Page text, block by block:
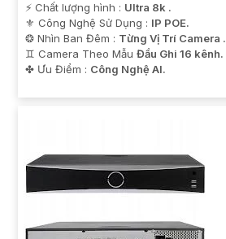
️⚡ Chất lượng hình : Ultra 8k .
⚜️ Công Nghệ Sử Dụng : IP POE.
❂ Nhìn Ban Đêm : Từng Vị Trí Camera .
♊ Camera Theo Mẫu Đầu Ghi 16 kênh.
️✤ Ưu Điểm : Công Nghệ AI.